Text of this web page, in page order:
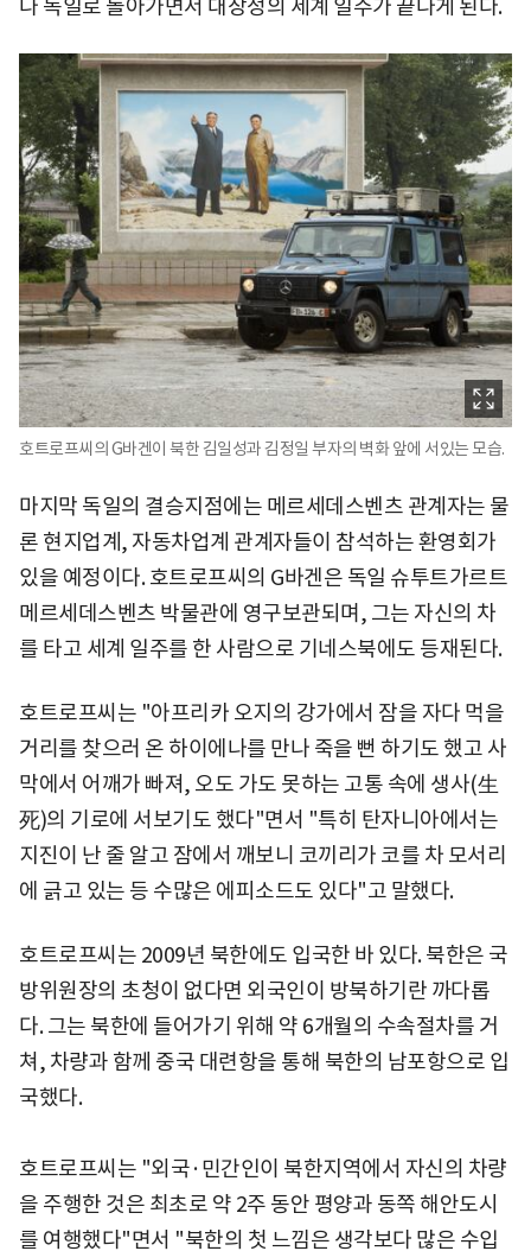
나 독일로 돌아가면서 대장정의 세계 일주가 끝나게 된다.
호트로프씨의 G바겐이 북한 김일성과 김정일 부자의 벽화 앞에 서있는 모습.
마지막 독일의 결승지점에는 메르세데스벤츠 관계자는 물
론 현지업계, 자동차업계 관계자들이 참석하는 환영회가
있을 예정이다. 호트로프씨의 G바겐은 독일 슈투트가르트
메르세데스벤츠 박물관에 영구보관되며, 그는 자신의 차
를 타고 세계 일주를 한 사람으로 기네스북에도 등재된다.
호트로프씨는 "아프리카 오지의 강가에서 잠을 자다 먹을
거리를 찾으러 온 하이에나를 만나 죽을 뻔 하기도 했고 사
막에서 어깨가 빠져, 오도 가도 못하는 고통 속에 생사(生
死)의 기로에 서보기도 했다"면서 "특히 탄자니아에서는
지진이 난 줄 알고 잠에서 깨보니 코끼리가 코를 차 모서리
에 긁고 있는 등 수많은 에피소드도 있다"고 말했다.
호트로프씨는 2009년 북한에도 입국한 바 있다. 북한은 국
방위원장의 초청이 없다면 외국인이 방북하기란 까다롭
다. 그는 북한에 들어가기 위해 약 6개월의 수속절차를 거
쳐, 차량과 함께 중국 대련항을 통해 북한의 남포항으로 입
국했다.
호트로프씨는 "외국·민간인이 북한지역에서 자신의 차량
을 주행한 것은 최초로 약 2주 동안 평양과 동쪽 해안도시
를 여행했다"면서 "북한의 첫 느낌은 생각보다 많은 수입